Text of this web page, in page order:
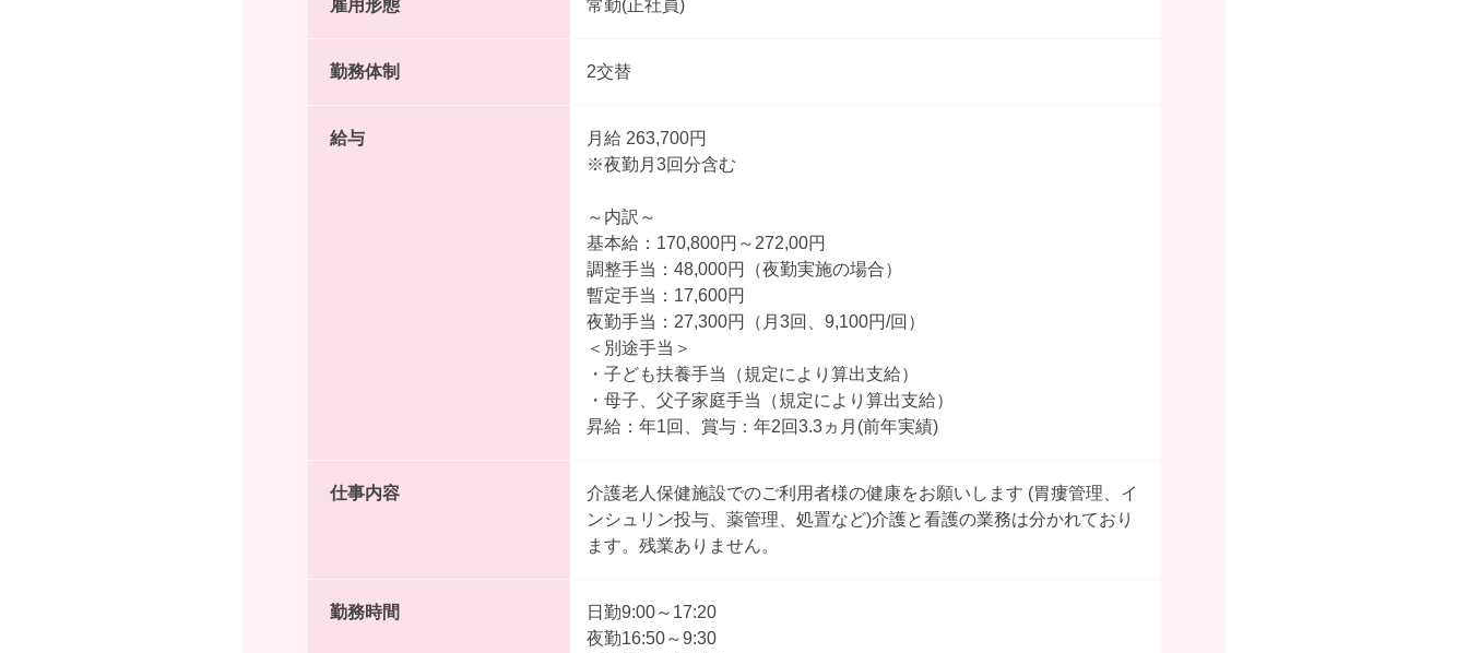
雇用形態 常勤(正社員)
勤務体制 2交替
給与
月給 263,700円
※夜勤月3回分含む
～内訳～
基本給：170,800円～272,00円
調整手当：48,000円（夜勤実施の場合）
暫定手当：17,600円
夜勤手当：27,300円（月3回、9,100円/回）
＜別途手当＞
・子ども扶養手当（規定により算出支給）
・母子、父子家庭手当（規定により算出支給）
昇給：年1回、賞与：年2回3.3ヵ月(前年実績)
仕事内容
介護老人保健施設でのご利用者様の健康をお願いします (胃瘻管理、イ
ンシュリン投与、薬管理、処置など)介護と看護の業務は分かれており
ます。残業ありません。
勤務時間
日勤9:00～17:20
夜勤16:50～9:30